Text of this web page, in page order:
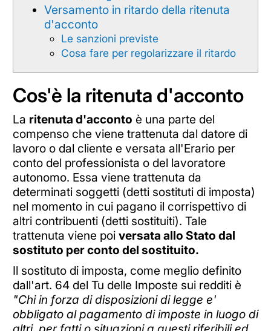
Versamento in ritardo della ritenuta
d'acconto
Le sanzioni previste
Cosa fare per regolarizzare il ritardo
Cos'è la ritenuta d'acconto
La ritenuta d'acconto è una parte del
compenso che viene trattenuta dal datore di
lavoro o dal cliente e versata all'Erario per
conto del professionista o del lavoratore
autonomo. Essa viene trattenuta da
determinati soggetti (detti sostituti di imposta)
nel momento in cui pagano il corrispettivo di
altri contribuenti (detti sostituiti). Tale
trattenuta viene poi versata allo Stato dal
sostituto per conto del sostituito.
Il sostituto di imposta, come meglio definito
dall'art. 64 del Tu delle Imposte sui redditi è
"Chi in forza di disposizioni di legge e'
obbligato al pagamento di imposte in luogo di